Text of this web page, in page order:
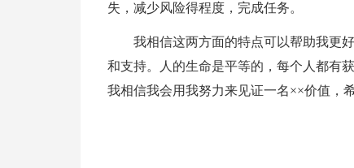
失，减少风险得程度，完成任务。
我相信这两方面的特点可以帮助我更
和支持。人的生命是平等的，每个人都有
我相信我会用我努力来见证一名××价值，